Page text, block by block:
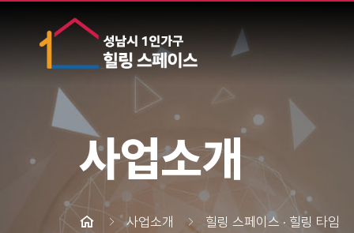
사업소개
사업소개 힐링 스페이스 · 힐링 타임